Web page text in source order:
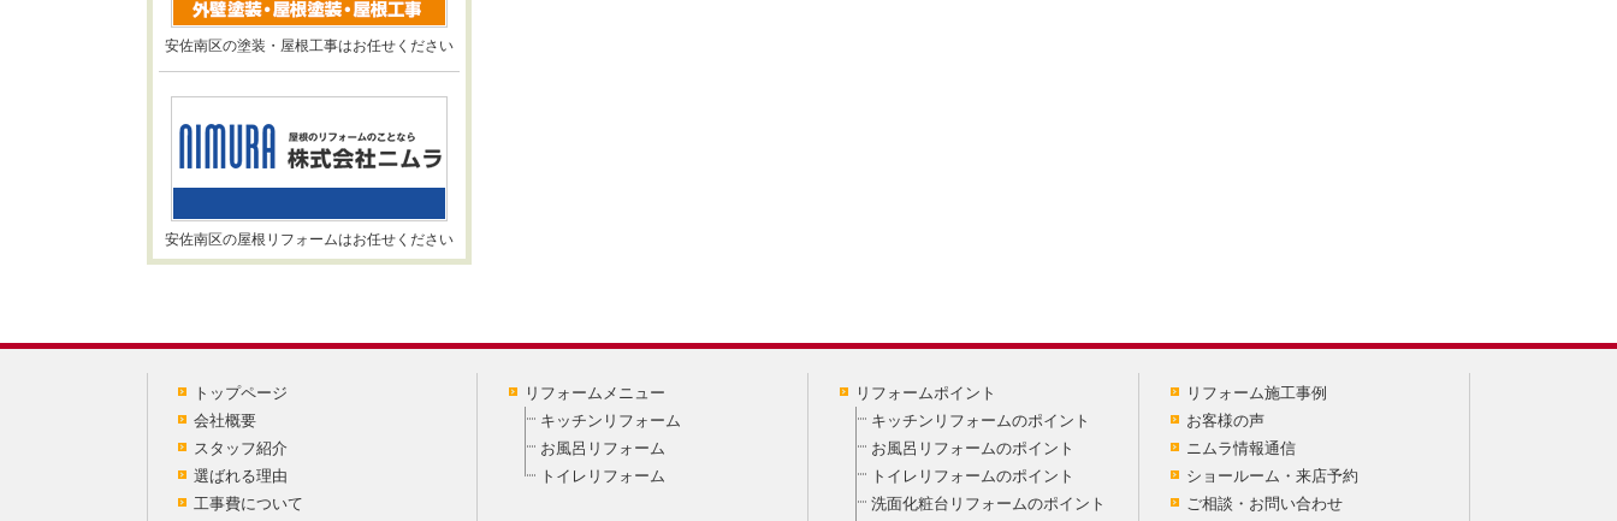
安佐南区の塗装・屋根工事はお任せください
安佐南区の屋根リフォームはお任せください
トップページ
会社概要
スタッフ紹介
選ばれる理由
工事費について
リフォームメニュー
キッチンリフォーム
お風呂リフォーム
トイレリフォーム
リフォームポイント
キッチンリフォームのポイント
お風呂リフォームのポイント
トイレリフォームのポイント
洗面化粧台リフォームのポイント
リフォーム施工事例
お客様の声
ニムラ情報通信
ショールーム・来店予約
ご相談・お問い合わせ